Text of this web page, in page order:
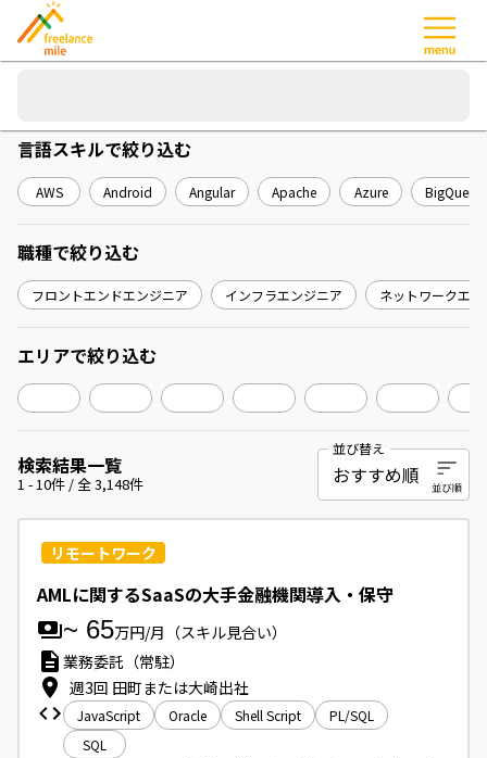
検索結果一覧
1 -10件 / 全3,148件
並び替え
リモートワーク
AMLに関するSaaSの大手金融機関導入・保守
~ 65万円/月 （スキル見合い）
業務委託（常駐）
週3回 田町または大崎出社
JavaScript Oracle Shell Script
PL/SQL
SQL
言語スキルで絞り込む
AWS Android Angular Apache Azure BigQuery
職種で絞り込む
フロントエンドエンジニア インフラエンジニア ネットワークエ
エリアで絞り込む